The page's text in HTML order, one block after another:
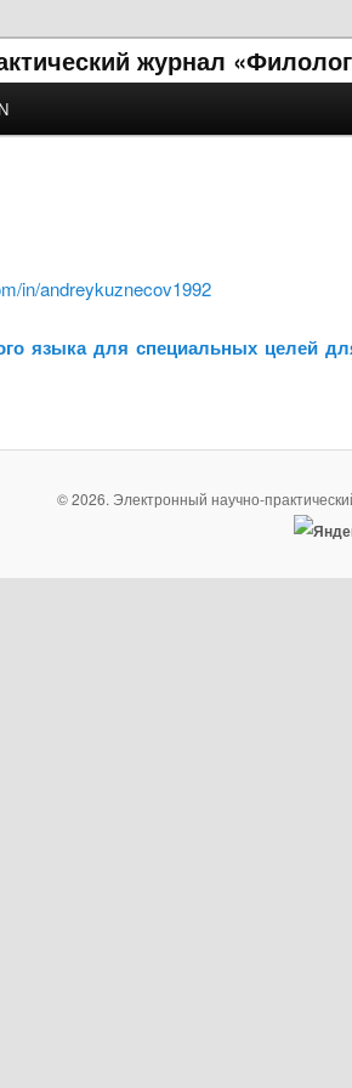
журнал
in/andreykuznecov1992
языка для специальных целей
© 2026. Электронный научно-